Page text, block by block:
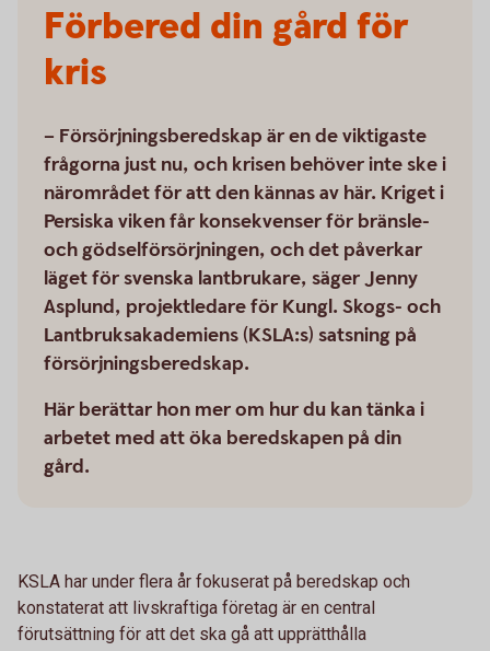
Förbered din gård för
kris
– Försörjningsberedskap är en de viktigaste
frågorna just nu, och krisen behöver inte ske i
närområdet för att den kännas av här. Kriget i
Persiska viken får konsekvenser för bränsle-
och gödselförsörjningen, och det påverkar
läget för svenska lantbrukare, säger Jenny
Asplund, projektledare för Kungl. Skogs- och
Lantbruksakademiens (KSLA:s) satsning på
försörjningsberedskap.
Här berättar hon mer om hur du kan tänka i
arbetet med att öka beredskapen på din
gård.
KSLA har under flera år fokuserat på beredskap och
konstaterat att livskraftiga företag är en central
förutsättning för att det ska gå att upprätthålla